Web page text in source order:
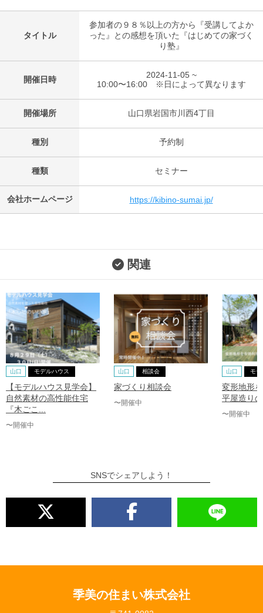
タイトル
参加者の９８％以上の方から『受講してよか
った』との感想を頂いた『はじめての家づく
り塾』
開催日時
2024-11-05 ~
10:00〜16:00 ※日によって異なります
開催場所 山口県岩国市川西4丁目
種別 予約制
種類 セミナー
会社ホームページ https://kibino-sumai.jp/
関連
山口 モデルハウス
【モデルハウス見学会】
自然素材の高性能住宅
『木ごこ...
〜開催中
山口 相談会
家づくり相談会
〜開催中
山口 モデ
変形地形
平屋造り
〜開催中
SNSでシェアしよう！
季美の住まい株式会社